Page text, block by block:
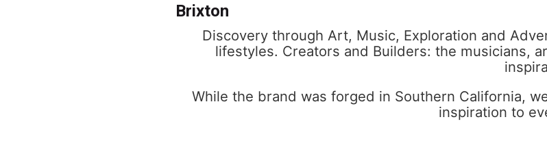
Brixton
Discovery through Art, Music, Exploration and
lifestyles. Creators and Builders: the
While the brand was forged in Southern California,
inspiration to